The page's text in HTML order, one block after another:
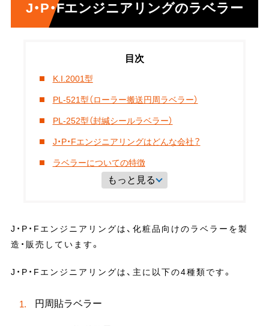
J・P・Fエンジニアリングのラベラー
K.I.2001型
PL-521型（ローラー搬送円周ラベラー）
PL-252型（封緘シールラベラー）
J・P・Fエンジニアリングはどんな会社？
ラベラーについての特徴
もっと見る
J・P・Fエンジニアリングは、化粧品向けのラベラーを製
造・販売しています。
J・P・Fエンジニアリングは、主に以下の4種類です。
円周貼ラベラー